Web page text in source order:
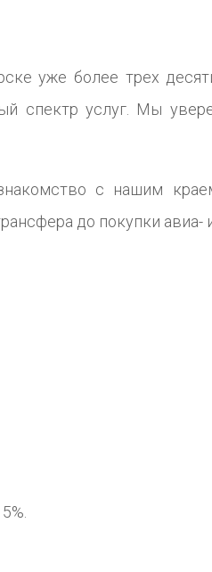
уже более трех
спектр услуг. Мы
с нашим
до покупки авиа-